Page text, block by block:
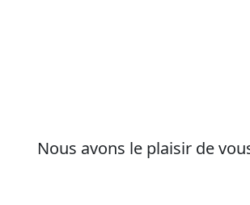
Nous avons le plaisir de